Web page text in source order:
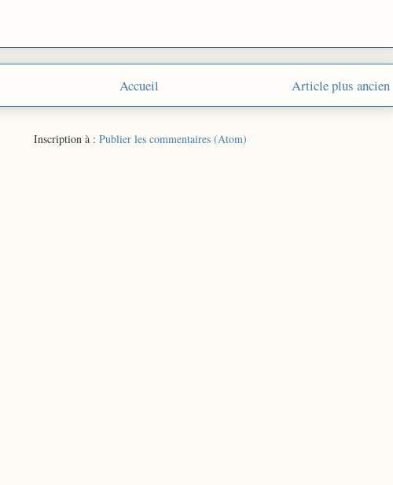
Article plus ancien
Accueil
Inscription à : Publier les commentaires (Atom)